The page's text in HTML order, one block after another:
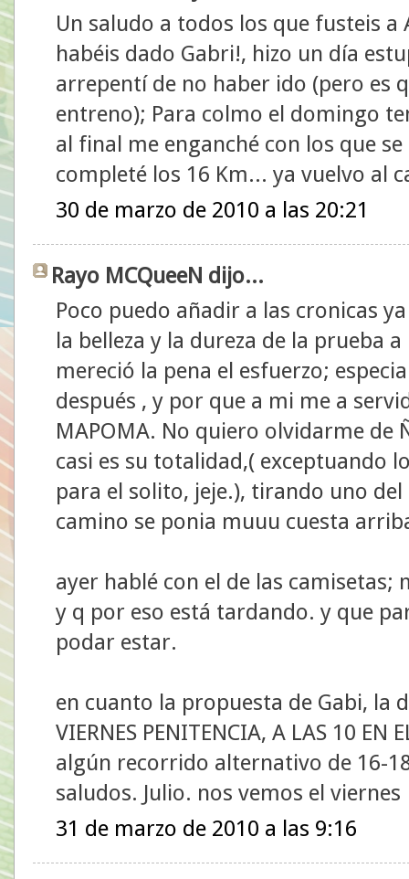
Un saludo a todos los que fusteis a
habéis dado Gabri!, hizo un día
arrepentí de no haber ido (pero es
entreno); Para colmo el domingo
al final me enganché con los que
completé los 16 Km... ya vuelvo al
30 de marzo de 2010 a las 20:21
Rayo MCQueeN dijo...
Poco puedo añadir a las cronicas
la belleza y la dureza de la prueba
mereció la pena el esfuerzo;
después , y por que a mi me a
MAPOMA. No quiero olvidarme de
casi es su totalidad,( exceptuando
para el solito, jeje.), tirando uno
camino se ponia muuu cuesta
ayer hablé con el de las camisetas;
y q por eso está tardando. y que
podar estar.
en cuanto la propuesta de Gabi, la
VIERNES PENITENCIA, A LAS 10
algún recorrido alternativo de 16-
saludos. Julio. nos vemos el viernes
31 de marzo de 2010 a las 9:16